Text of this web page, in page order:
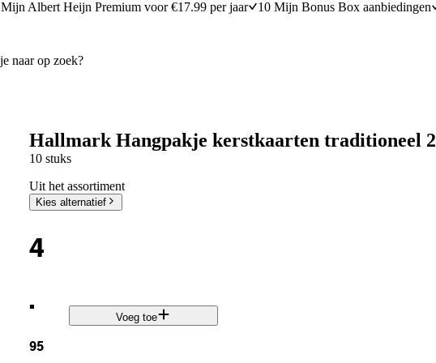
Mijn Albert Heijn Premium voor €17.99 per jaar 10 Mijn Bonus Box aanbiedingen
Hallmark Hangpakje kerstkaarten traditioneel 2
10 stuks
Uit het assortiment
Kies alternatief
4
.
95
Voeg toe